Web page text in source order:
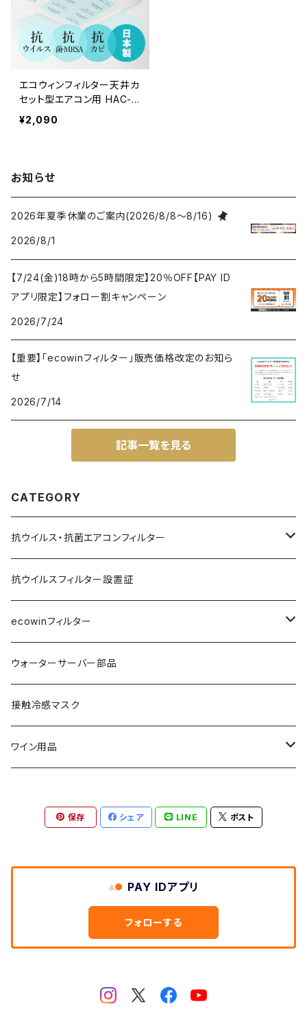
ナンス軽減/ルームエアコ
ン/日本製/エコウィンフィル
ター
エコウィンフィルター天井カ
セット型エアコン用 HAC-F
66 62cm×62cm 1パック(2
枚入り)/抗ウイルス・抗菌エ
ザ対策/抗MRSA/抗カビ/銅
イオンの殺菌力/メンテナン
ス軽減/業務用ルームエアコ
ン/天カセ/日本製/ecowin/
¥2,090
お知らせ
2026年夏季休業のご案内(2026/8/8～8/16)
2026/8/1
【7/24(金)18時から5時間限定】20％OFF【PAY ID
アプリ限定】フォロー割キャンペーン
2026/7/24
【重要】「ecowinフィルター」販売価格改定のお知ら
せ
2026/7/14
記事一覧を見る
CATEGORY
抗ウイルス・抗菌エアコンフィルター
業務用(天カセ形)
エコウインフィルター
ecowinフィルター
家庭用(壁掛形)
エコウインフィルター
ecowinフィルター
抗ウイルスフィルター設置証
ecowinフィルター
インフルエンザ
ウイルス
花粉
ウイルス
エアコンフィルター
抗ウイルス
ウォーターサーバー部品
接触冷感マスク
ワイン用品
保存 シェア LINE ポスト
PAY IDアプリ
フォローする